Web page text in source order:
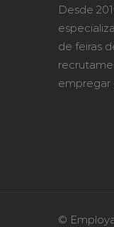
Desde
de feiras
empregar
©